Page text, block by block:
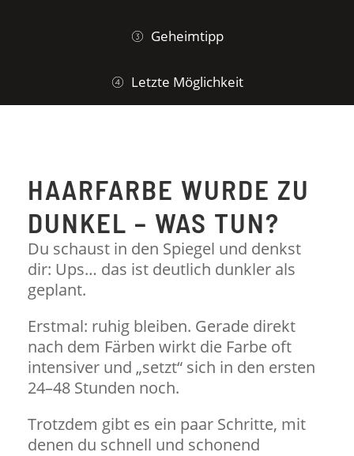
Geheimtipp
Letzte Möglichkeit
HAARFARBE WURDE ZU
DUNKEL – WAS TUN?
Du schaust in den Spiegel und denkst
dir: Ups… das ist deutlich dunkler als
geplant.
Erstmal: ruhig bleiben. Gerade direkt
nach dem Färben wirkt die Farbe oft
intensiver und „setzt“ sich in den ersten
24–48 Stunden noch.
Trotzdem gibt es ein paar Schritte, mit
denen du schnell und schonend